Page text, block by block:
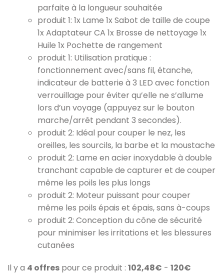
parfaite à la longueur souhaitée
produit 1: 1x Lame 1x Sabot de taille de coupe
1x Adaptateur CA 1x Brosse de nettoyage 1x
Huile 1x Pochette de rangement
produit 1: Utilisation pratique :
fonctionnement avec/sans fil, étanche,
indicateur de batterie à 3 LED avec fonction
verrouillage pour éviter qu’elle ne s’allume
lors d’un voyage (appuyez sur le bouton
marche/arrêt pendant 3 secondes).
produit 2: Idéal pour couper le nez, les
oreilles, les sourcils, la barbe et la moustache
produit 2: Lame en acier inoxydable à double
tranchant capable de capturer et de couper
même les poils les plus longs
produit 2: Moteur puissant pour couper
même les poils épais et épais, sans à-coups
produit 2: Conception du cône de sécurité
pour minimiser les irritations et les blessures
cutanées
Il y a 4 offres pour ce produit : 102,48€ - 120€